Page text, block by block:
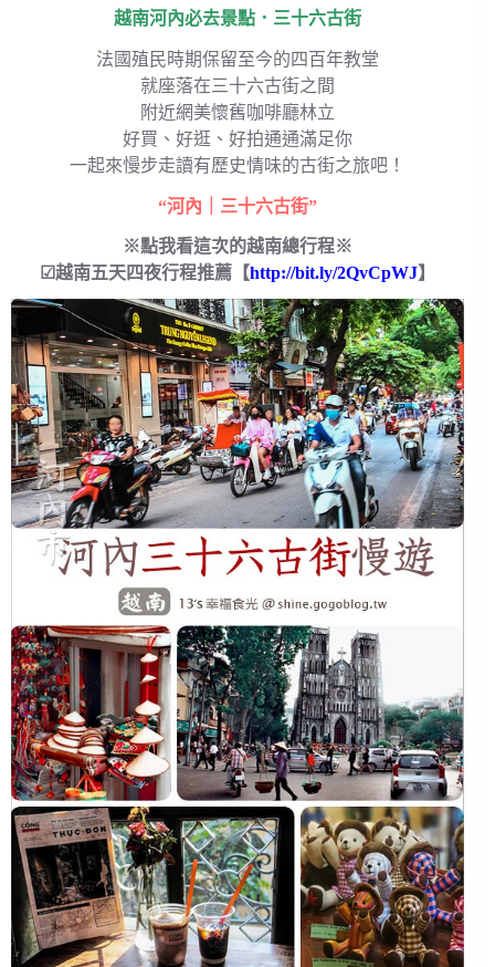
越南河內必去景點．三十六古街
法國殖民時期保留至今的四百年教堂
就座落在三十六古街之間
附近網美懷舊咖啡廳林立
好買、好逛、好拍通通滿足你
一起來慢步走讀有歷史情味的古街之旅吧！
“河內｜三十六古街”
※點我看這次的越南總行程※
☑越南五天四夜行程推薦【http://bit.ly/2QvCpWJ】